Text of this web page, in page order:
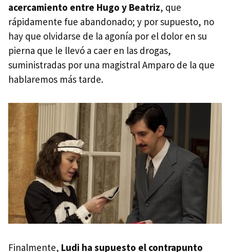
acercamiento entre Hugo y Beatriz, que
rápidamente fue abandonado; y por supuesto, no
hay que olvidarse de la agonía por el dolor en su
pierna que le llevó a caer en las drogas,
suministradas por una magistral Amparo de la que
hablaremos más tarde.
Finalmente, Ludi ha supuesto el contrapunto